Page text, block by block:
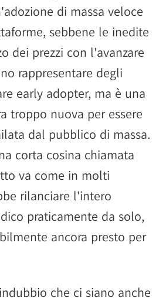
di massa veloce
sebbene le inedite
dei prezzi con l'avanzare
rappresentare degli
early adopter, ma è una
troppo nuova per essere
dal pubblico di massa.
corta cosina chiamata
va come in molti
rilanciare l'intero
praticamente da solo,
ancora presto per
che ci siano anche